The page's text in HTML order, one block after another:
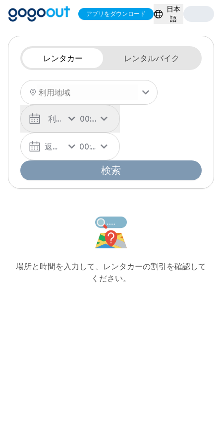
アプリをダウンロード
日本
語
レンタカー レンタルバイク
利用日 00:00
返却日 00:00
検索
場所と時間を入力して、レンタカーの割引を確認して
ください。